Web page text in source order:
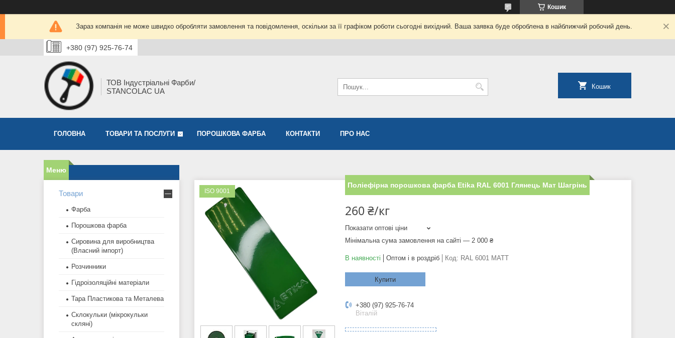
Кошик
Зараз компанія не може швидко обробляти замовлення та повідомлення, оскільки за її графіком роботи сьогодні вихідний. Ваша заявка буде оброблена в найближчий робочий день.
+380 (97) 925-76-74
ТОВ Індустріальні Фарби/
STANCOLAC UA
Кошик
ГОЛОВНА ТОВАРИ ТА ПОСЛУГИ ПОРОШКОВА ФАРБА КОНТАКТИ ПРО НАС
ISO 9001
Поліефірна порошкова фарба Etika RAL 6001 Глянець Мат Шагрінь
260 ₴/кг
Показати оптові ціни
Мінімальна сума замовлення на сайті — 2 000 ₴
В наявності Оптом і в роздріб Код: RAL 6001 MATT
Купити
+380 (97) 925-76-74
Віталій
Товари
Фарба
Порошкова фарба
Сировина для виробництва
(Власний імпорт)
Розчинники
Гідроізоляційні матеріали
Тара Пластикова та Металева
Склокульки (мікрокульки
скляні)